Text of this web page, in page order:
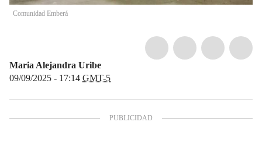
Comunidad Emberá
Maria Alejandra Uribe
09/09/2025 - 17:14 GMT-5